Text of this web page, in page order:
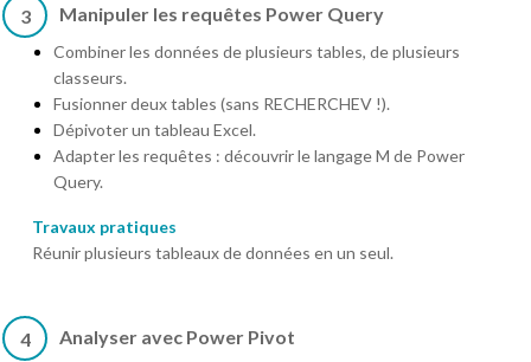
3 Manipuler les requêtes Power Query
Combiner les données de plusieurs tables, de plusieurs
classeurs.
Fusionner deux tables (sans RECHERCHEV !).
Dépivoter un tableau Excel.
Adapter les requêtes : découvrir le langage M de Power
Query.
Travaux pratiques
Réunir plusieurs tableaux de données en un seul.
4 Analyser avec Power Pivot